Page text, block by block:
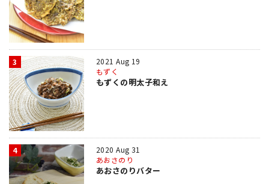
3
2021 Aug 19
もずく
もずくの明太子和え
4
2020 Aug 31
あおさのり
あおさのりバター